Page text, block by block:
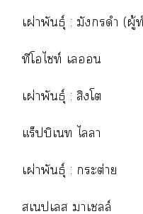
เผ่าพันธุ์ : มังกรดำ (ผู้
ทีโไท์ เอน
เผ่าพันธุ์ : สิงโต
แร็ปบิเ ไา
เผ่าพันธุ์ : กระต่าย
สเนปเลส าเล์